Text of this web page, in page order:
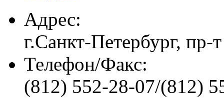
Адрес:
г.Санкт-Петербург, пр-
Телефон/Факс:
(812) 552-28-07/(812)